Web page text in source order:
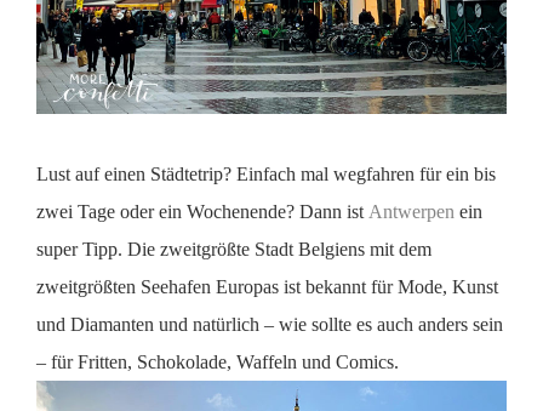
Lust auf einen Städtetrip? Einfach mal wegfahren für ein bis
zwei Tage oder ein Wochenende? Dann ist Antwerpen ein
super Tipp. Die zweitgrößte Stadt Belgiens mit dem
zweitgrößten Seehafen Europas ist bekannt für Mode, Kunst
und Diamanten und natürlich – wie sollte es auch anders sein
– für Fritten, Schokolade, Waffeln und Comics.